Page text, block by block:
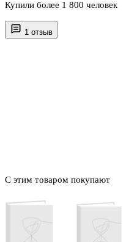
1 отзыв
С этим товаром покупают
Купили более 1 800 человек